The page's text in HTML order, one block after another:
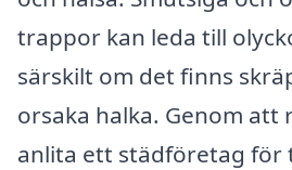
trappor kan leda till
särskilt om det finns
orsaka halka. Genom att
anlita ett städföretag för